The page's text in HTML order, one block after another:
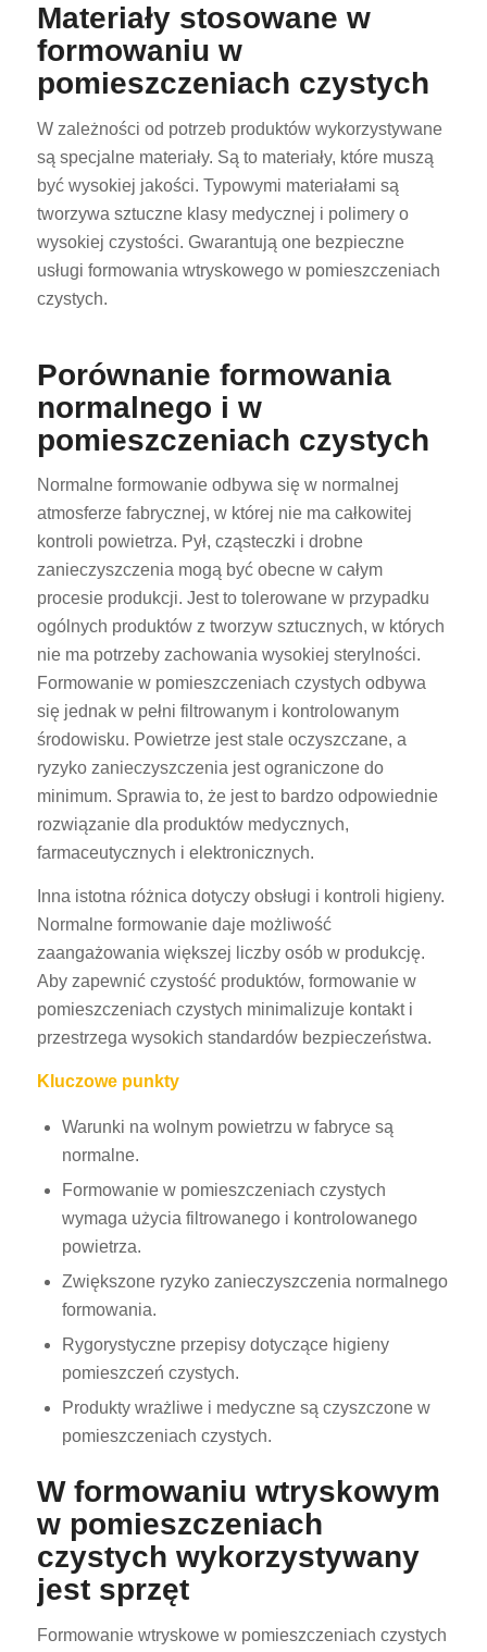
Materiały stosowane w
formowaniu w
pomieszczeniach czystych
W zależności od potrzeb produktów wykorzystywane
są specjalne materiały. Są to materiały, które muszą
być wysokiej jakości. Typowymi materiałami są
tworzywa sztuczne klasy medycznej i polimery o
wysokiej czystości. Gwarantują one bezpieczne
usługi formowania wtryskowego w pomieszczeniach
czystych.
Porównanie formowania
normalnego i w
pomieszczeniach czystych
Normalne formowanie odbywa się w normalnej
atmosferze fabrycznej, w której nie ma całkowitej
kontroli powietrza. Pył, cząsteczki i drobne
zanieczyszczenia mogą być obecne w całym
procesie produkcji. Jest to tolerowane w przypadku
ogólnych produktów z tworzyw sztucznych, w których
nie ma potrzeby zachowania wysokiej sterylności.
Formowanie w pomieszczeniach czystych odbywa
się jednak w pełni filtrowanym i kontrolowanym
środowisku. Powietrze jest stale oczyszczane, a
ryzyko zanieczyszczenia jest ograniczone do
minimum. Sprawia to, że jest to bardzo odpowiednie
rozwiązanie dla produktów medycznych,
farmaceutycznych i elektronicznych.
Inna istotna różnica dotyczy obsługi i kontroli higieny.
Normalne formowanie daje możliwość
zaangażowania większej liczby osób w produkcję.
Aby zapewnić czystość produktów, formowanie w
pomieszczeniach czystych minimalizuje kontakt i
przestrzega wysokich standardów bezpieczeństwa.
Kluczowe punkty
Warunki na wolnym powietrzu w fabryce są
normalne.
Formowanie w pomieszczeniach czystych
wymaga użycia filtrowanego i kontrolowanego
powietrza.
Zwiększone ryzyko zanieczyszczenia normalnego
formowania.
Rygorystyczne przepisy dotyczące higieny
pomieszczeń czystych.
Produkty wrażliwe i medyczne są czyszczone w
pomieszczeniach czystych.
W formowaniu wtryskowym
w pomieszczeniach
czystych wykorzystywany
jest sprzęt
Formowanie wtryskowe w pomieszczeniach czystych